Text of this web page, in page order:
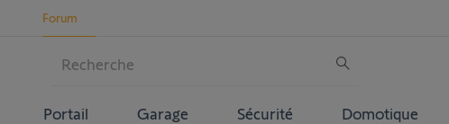
Forum
Portail Garage Sécurité Domotique